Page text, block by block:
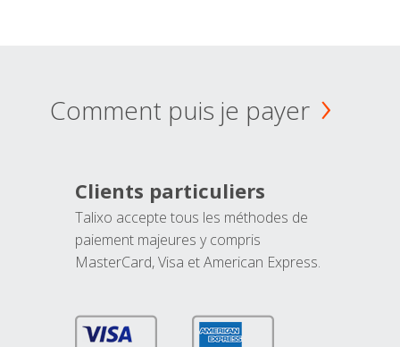
Comment puis je payer
Clients particuliers
Talixo accepte tous les méthodes de
paiement majeures y compris
MasterCard, Visa et American Express.